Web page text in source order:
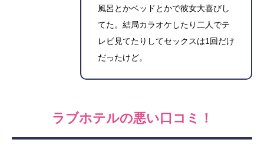
風呂とかベッドとかで彼女大喜びし
てた。結局カラオケしたり二人でテ
レビ見てたりしてセックスは1回だけ
だったけど。
ラブホテルの悪い口コミ！